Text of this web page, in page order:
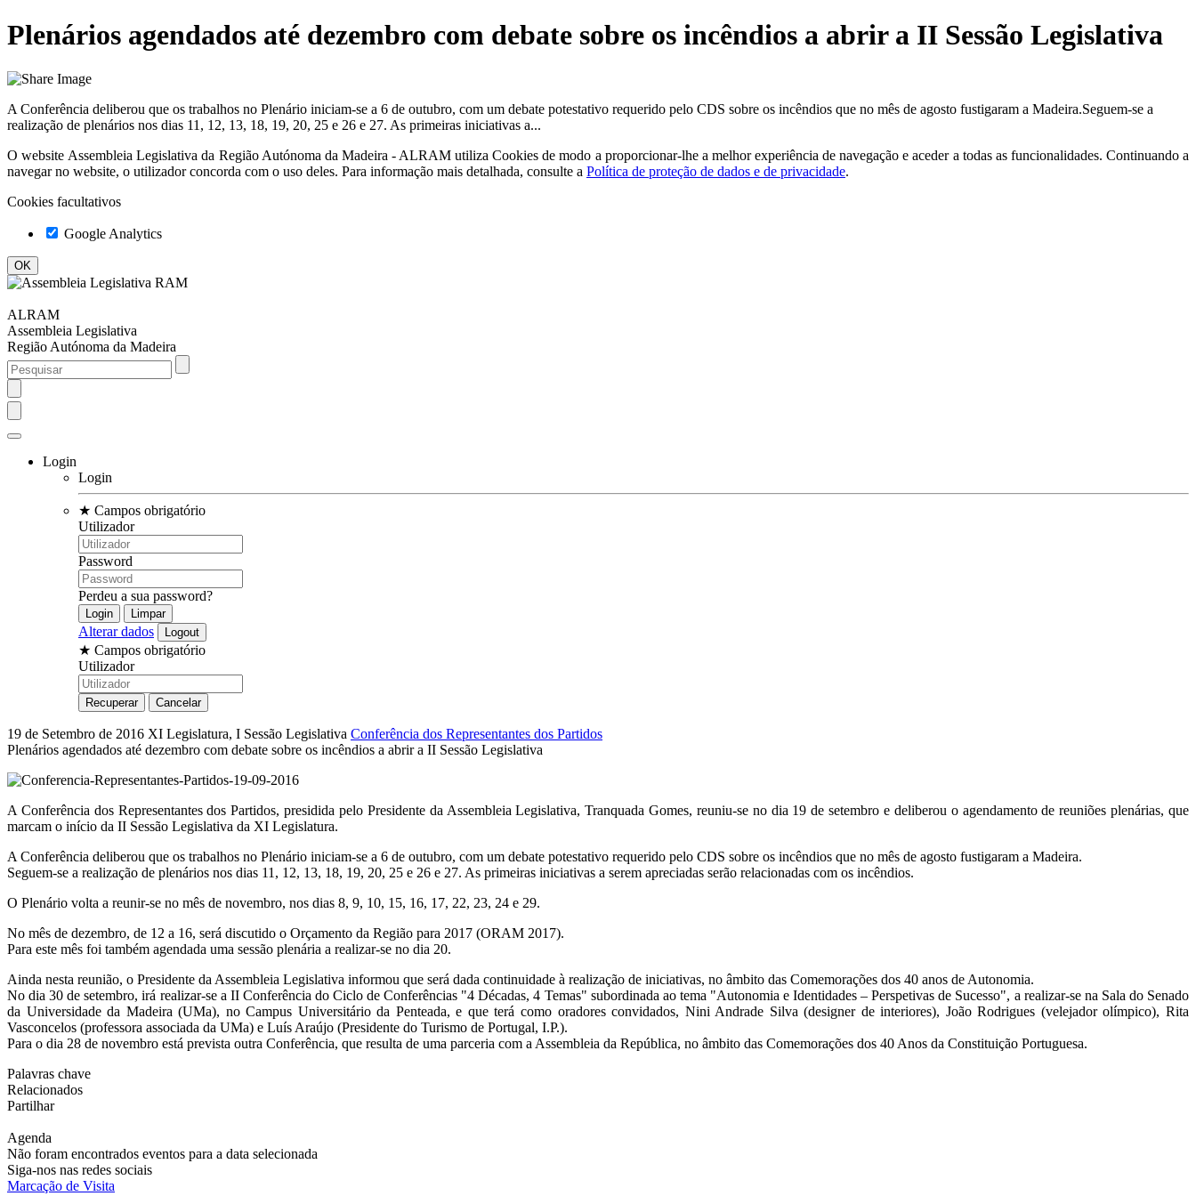
Plenários agendados até dezembro com debate sobre os incêndios a abrir a II Sessão Legislativa
A Conferência deliberou que os trabalhos no Plenário iniciam-se a 6 de outubro, com um debate potestativo requerido pelo CDS sobre os incêndios que no mês de agosto fustigaram a Madeira.Seguem-se a
realização de plenários nos dias 11, 12, 13, 18, 19, 20, 25 e 26 e 27. As primeiras iniciativas a...
O website Assembleia Legislativa da Região Autónoma da Madeira - ALRAM utiliza Cookies de modo a proporcionar-lhe a melhor experiência de navegação e aceder a todas as funcionalidades. Continuando a
navegar no website, o utilizador concorda com o uso deles. Para informação mais detalhada, consulte a Política de proteção de dados e de privacidade.
Cookies facultativos
Google Analytics
ALRAM
Assembleia Legislativa
Região Autónoma da Madeira
Login
Login
★ Campos obrigatório
Utilizador
Password
Perdeu a sua password?
Alterar dados
★ Campos obrigatório
Utilizador
19 de Setembro de 2016 XI Legislatura, I Sessão Legislativa Conferência dos Representantes dos Partidos
Plenários agendados até dezembro com debate sobre os incêndios a abrir a II Sessão Legislativa
A Conferência dos Representantes dos Partidos, presidida pelo Presidente da Assembleia Legislativa, Tranquada Gomes, reuniu-se no dia 19 de setembro e deliberou o agendamento de reuniões plenárias, que
marcam o início da II Sessão Legislativa da XI Legislatura.
A Conferência deliberou que os trabalhos no Plenário iniciam-se a 6 de outubro, com um debate potestativo requerido pelo CDS sobre os incêndios que no mês de agosto fustigaram a Madeira.
Seguem-se a realização de plenários nos dias 11, 12, 13, 18, 19, 20, 25 e 26 e 27. As primeiras iniciativas a serem apreciadas serão relacionadas com os incêndios.
O Plenário volta a reunir-se no mês de novembro, nos dias 8, 9, 10, 15, 16, 17, 22, 23, 24 e 29.
No mês de dezembro, de 12 a 16, será discutido o Orçamento da Região para 2017 (ORAM 2017).
Para este mês foi também agendada uma sessão plenária a realizar-se no dia 20.
Ainda nesta reunião, o Presidente da Assembleia Legislativa informou que será dada continuidade à realização de iniciativas, no âmbito das Comemorações dos 40 anos de Autonomia.
No dia 30 de setembro, irá realizar-se a II Conferência do Ciclo de Conferências "4 Décadas, 4 Temas" subordinada ao tema "Autonomia e Identidades – Perspetivas de Sucesso", a realizar-se na Sala do Senado
da Universidade da Madeira (UMa), no Campus Universitário da Penteada, e que terá como oradores convidados, Nini Andrade Silva (designer de interiores), João Rodrigues (velejador olímpico), Rita
Vasconcelos (professora associada da UMa) e Luís Araújo (Presidente do Turismo de Portugal, I.P.).
Para o dia 28 de novembro está prevista outra Conferência, que resulta de uma parceria com a Assembleia da República, no âmbito das Comemorações dos 40 Anos da Constituição Portuguesa.
Palavras chave
Relacionados
Partilhar
Agenda
Não foram encontrados eventos para a data selecionada
Siga-nos nas redes sociais
Marcação de Visita